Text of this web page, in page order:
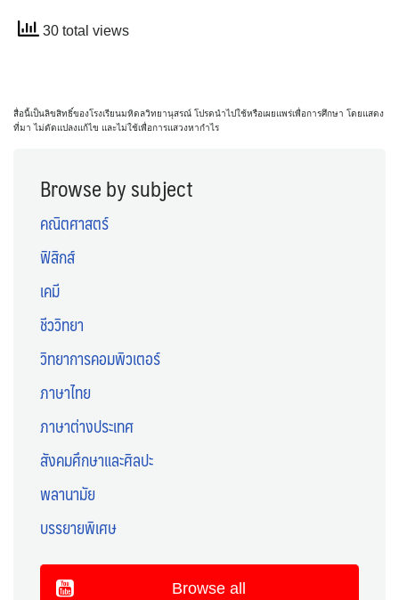
30 total views
สื่อนี้เป็นลิขสิทธิ์ของโรงเรียนมหิดลวิทยานุสรณ์ โปรดนำไปใช้หรือเผยแพร่เพื่อการศึกษา โดยแสดง
ที่มา ไม่ดัดแปลงแก้ไข และไม่ใช้เพื่อการแสวงหากำไร
Browse by subject
คณิตศาสตร์
ฟิสิกส์
เคมี
ชีววิทยา
วิทยาการคอมพิวเตอร์
ภาษาไทย
ภาษาต่างประเทศ
สังคมศึกษาและศิลปะ
พลานามัย
บรรยายพิเศษ
Browse all